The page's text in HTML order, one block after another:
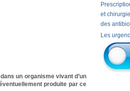
un organisme vivant d’un
produite par ce
et
des
Les